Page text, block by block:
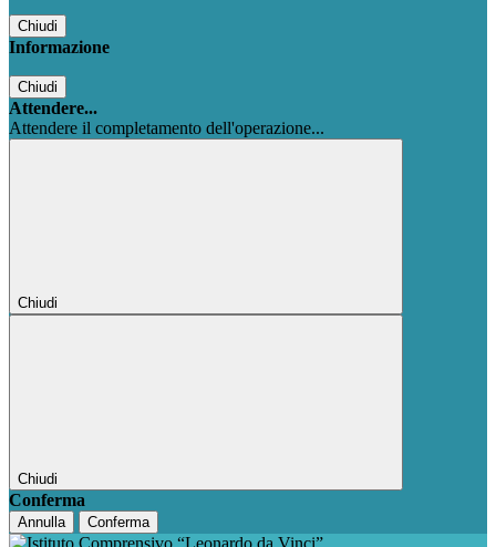
Chiudi
Informazione
Chiudi
Attendere...
Attendere il completamento dell'operazione...
Chiudi
Chiudi
Conferma
Annulla Conferma